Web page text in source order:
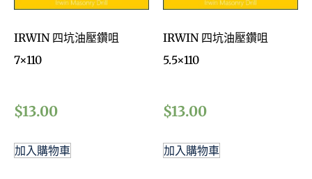
IRWIN 四坑油壓鑽咀
7×110
$13.00
加入購物車
IRWIN 四坑油壓鑽咀
5.5×110
$13.00
加入購物車